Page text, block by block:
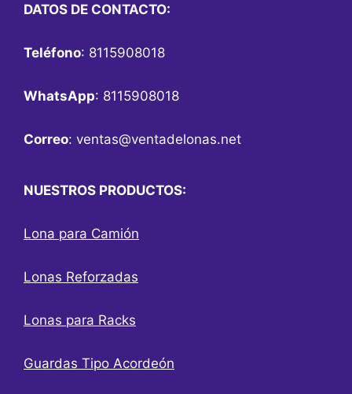
DATOS DE CONTACTO:
Teléfono: 8115908018
WhatsApp: 8115908018
Correo: ventas@ventadelonas.net
NUESTROS PRODUCTOS:
Lona para Camión
Lonas Reforzadas
Lonas para Racks
Guardas Tipo Acordeón